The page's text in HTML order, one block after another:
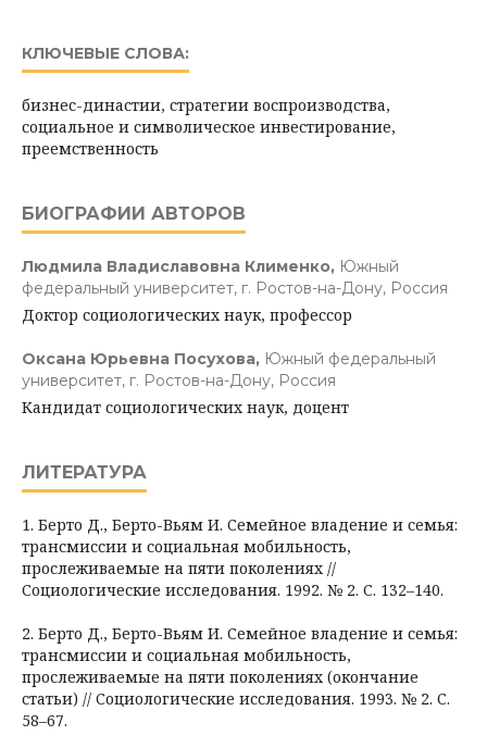
КЛЮЧЕВЫЕ СЛОВА:
бизнес-династии, стратегии воспроизводства,
социальное и символическое инвестирование,
преемственность
БИОГРАФИИ АВТОРОВ
Людмила Владиславовна Клименко, Южный
федеральный университет, г. Ростов-на-Дону, Россия
Доктор социологических наук, профессор
Оксана Юрьевна Посухова, Южный федеральный
университет, г. Ростов-на-Дону, Россия
Кандидат социологических наук, доцент
ЛИТЕРАТУРА
1. Берто Д., Берто-Вьям И. Семейное владение и семья:
трансмиссии и социальная мобильность,
прослеживаемые на пяти поколениях //
Социологические исследования. 1992. № 2. С. 132–140.
2. Берто Д., Берто-Вьям И. Семейное владение и семья:
трансмиссии и социальная мобильность,
прослеживаемые на пяти поколениях (окончание
статьи) // Социологические исследования. 1993. № 2. С.
58–67.